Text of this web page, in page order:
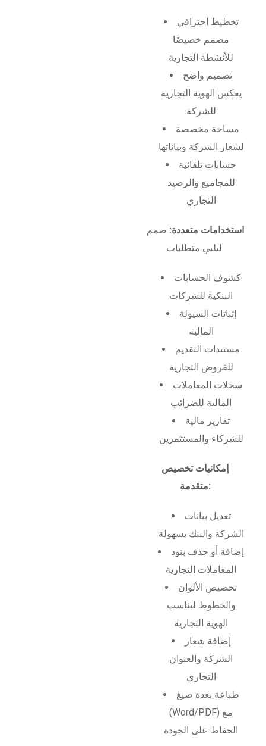
تخطيط احترافي
مصمم خصيصًا
للأنشطة التجارية
تصميم واضح
يعكس الهوية التجارية
للشركة
مساحة مخصصة
لشعار الشركة وبياناتها
حسابات تلقائية
للمجاميع والرصيد
التجاري
استخدامات متعددة: صمم
ليلبي متطلبات:
كشوف الحسابات
البنكية للشركات
إثباتات السيولة
المالية
مستندات التقديم
للقروض التجارية
سجلات المعاملات
المالية للضرائب
تقارير مالية
للشركاء والمستثمرين
إمكانيات تخصيص
متقدمة:
تعديل بيانات
الشركة والبنك بسهولة
إضافة أو حذف بنود
المعاملات التجارية
تخصيص الألوان
والخطوط لتناسب
الهوية التجارية
إضافة شعار
الشركة والعنوان
التجاري
طباعة بعدة صيغ
(Word/PDF) مع
الحفاظ على الجودة